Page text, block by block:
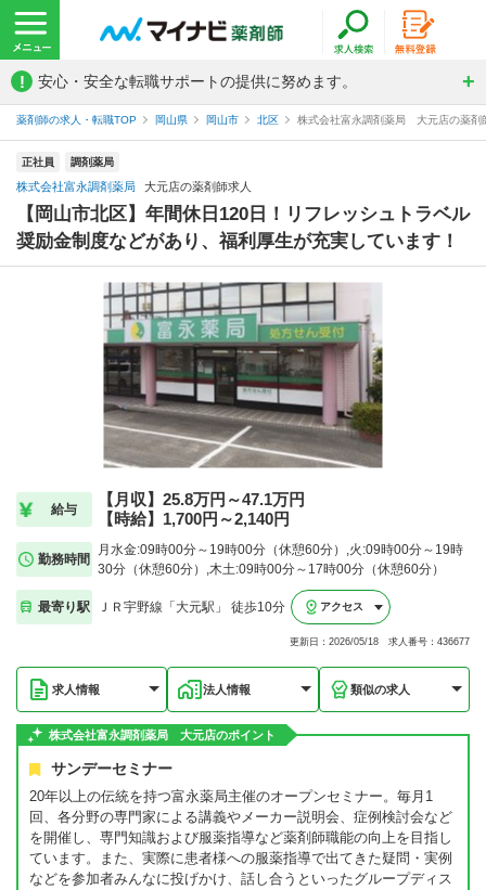
! 安心・安全な転職サポートの提供に努めます。
薬剤師の求人・転職TOP 岡山県 岡山市 北区 株式会社富永調剤薬局 大元店の薬剤
正社員 調剤薬局
株式会社富永調剤薬局 大元店の薬剤師求人
【岡山市北区】年間休日120日！リフレッシュトラベル
奨励金制度などがあり、福利厚生が充実しています！
給与
【月収】25.8万円～47.1万円
【時給】1,700円～2,140円
勤務時間
月水金:09時00分～19時00分（休憩60分）,火:09時00分～19時
30分（休憩60分）,木土:09時00分～17時00分（休憩60分）
最寄り駅 ＪＲ宇野線「大元駅」 徒歩10分 アクセス
更新日：2026/05/18 求人番号：436677
求人情報 法人情報 類似の求人
株式会社富永調剤薬局 大元店のポイント
サンデーセミナー
20年以上の伝統を持つ富永薬局主催のオープンセミナー。毎月1
回、各分野の専門家による講義やメーカー説明会、症例検討会など
を開催し、専門知識および服薬指導など薬剤師職能の向上を目指し
ています。また、実際に患者様への服薬指導で出てきた疑問・実例
などを参加者みんなに投げかけ、話し合うといったグループディス